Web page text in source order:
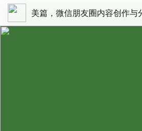
美篇，微信朋友圈内容创作与